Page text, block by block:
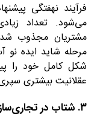
فرآیند نهفتگی
‌‌می‌شود. تعداد
مشتریان مجذوب
مرحله شاید ایده نو
شکل کامل خود را
عقلانیت بیشتری
۳. شتاب در تجاری‌سازی ایده نو